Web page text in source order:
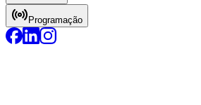
Programação